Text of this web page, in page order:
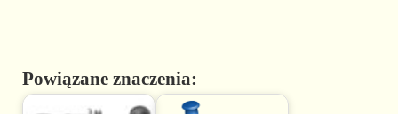
Powiązane znaczenia: